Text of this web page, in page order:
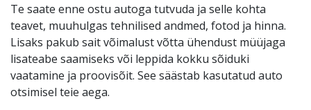
Te saate enne ostu autoga tutvuda ja selle kohta
teavet, muuhulgas tehnilised andmed, fotod ja hinna.
Lisaks pakub sait võimalust võtta ühendust müüjaga
lisateabe saamiseks või leppida kokku sõiduki
vaatamine ja proovisõit. See säästab kasutatud auto
otsimisel teie aega.